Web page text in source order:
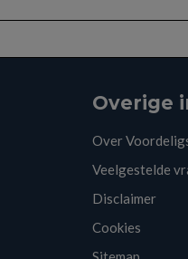
Overige
Over
Veelgestelde
Disclaimer
Cookies